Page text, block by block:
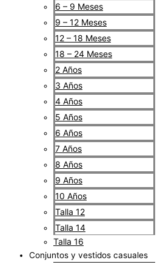
6 – 9 Meses
9 – 12 Meses
12 – 18 Meses
18 – 24 Meses
2 Años
3 Años
4 Años
5 Años
6 Años
7 Años
8 Años
9 Años
10 Años
Talla 12
Talla 14
Talla 16
Conjuntos y vestidos casuales